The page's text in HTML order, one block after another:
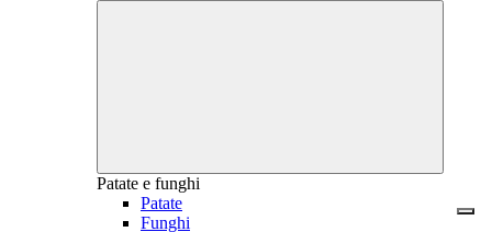
Patate e funghi
Patate
Funghi